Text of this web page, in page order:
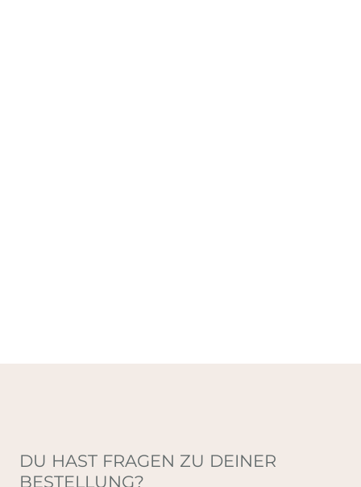
DU HAST FRAGEN ZU DEINER
BESTELLUNG?